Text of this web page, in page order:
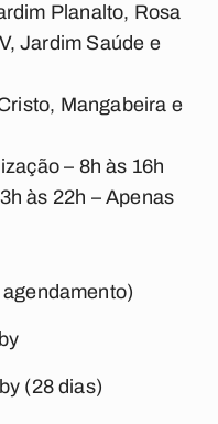
Planalto, Rosa
Jardim Saúde e
Mangabeira e
– 8h às 16h
às 22h – Apenas
(28 dias)